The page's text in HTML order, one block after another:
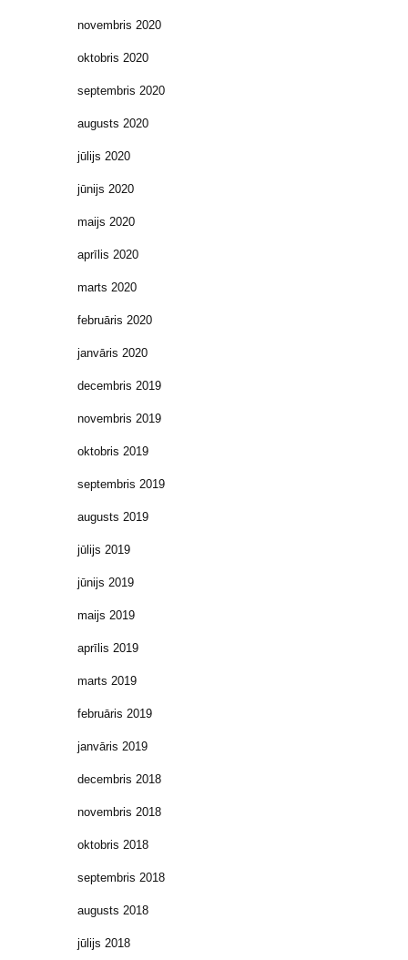
novembris 2020
oktobris 2020
septembris 2020
augusts 2020
jūlijs 2020
jūnijs 2020
maijs 2020
aprīlis 2020
marts 2020
februāris 2020
janvāris 2020
decembris 2019
novembris 2019
oktobris 2019
septembris 2019
augusts 2019
jūlijs 2019
jūnijs 2019
maijs 2019
aprīlis 2019
marts 2019
februāris 2019
janvāris 2019
decembris 2018
novembris 2018
oktobris 2018
septembris 2018
augusts 2018
jūlijs 2018